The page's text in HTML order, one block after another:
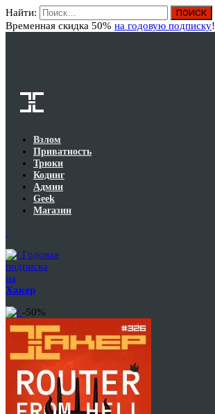
Найти:
Временная скидка 50% на годовую подписку!
Взлом
Приватность
Трюки
Кодинг
Админ
Geek
Магазин
Годовая
подписка
на
Хакер
-50%